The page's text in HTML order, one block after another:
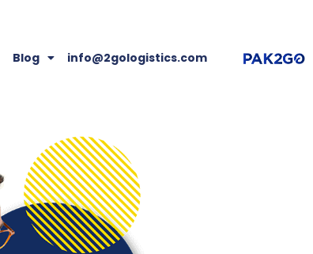
Blog info@2gologistics.com